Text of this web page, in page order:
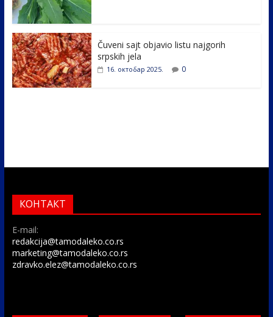
Čuveni sajt objavio listu najgorih
srpskih jela
16. октобар 2025. 0
КОНТАКТ
E-mail:
redakcija@tamodaleko.co.rs
marketing@tamodaleko.co.rs
zdravko.elez@tamodaleko.co.rs